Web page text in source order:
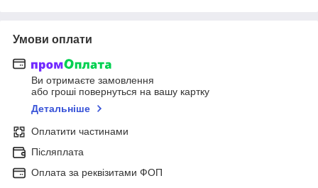
Умови оплати
Ви отримаєте замовлення
або гроші повернуться на вашу картку
Детальніше
Оплатити частинами
Післяплата
Оплата за реквізитами ФОП